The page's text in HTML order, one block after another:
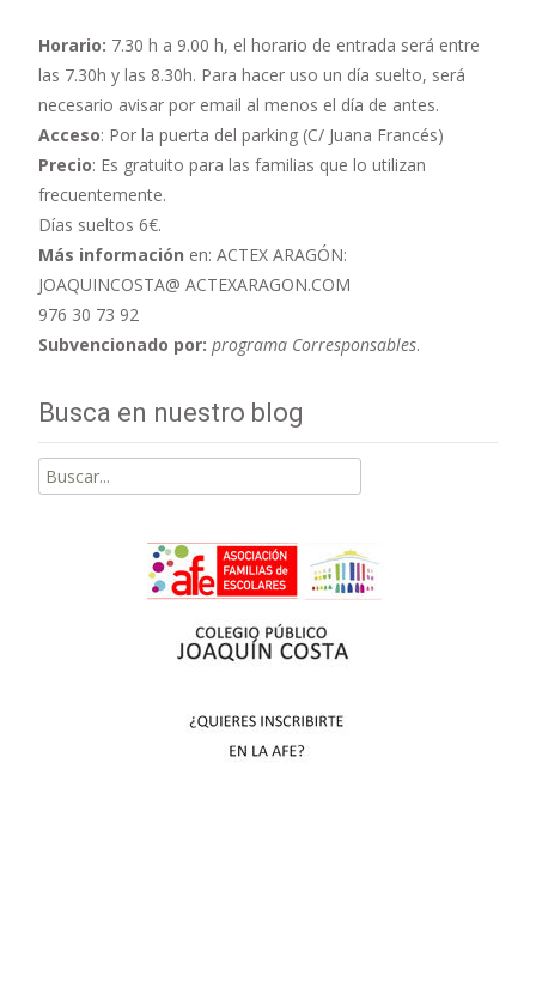
Horario: 7.30 h a 9.00 h, el horario de entrada será entre
las 7.30h y las 8.30h. Para hacer uso un día suelto, será
necesario avisar por email al menos el día de antes.
Acceso: Por la puerta del parking (C/ Juana Francés)
Precio: Es gratuito para las familias que lo utilizan
frecuentemente.
Días sueltos 6€.
Más información en: ACTEX ARAGÓN:
JOAQUINCOSTA@ ACTEXARAGON.COM
976 30 73 92
Subvencionado por: programa Corresponsables.
Busca en nuestro blog
Buscar
por: